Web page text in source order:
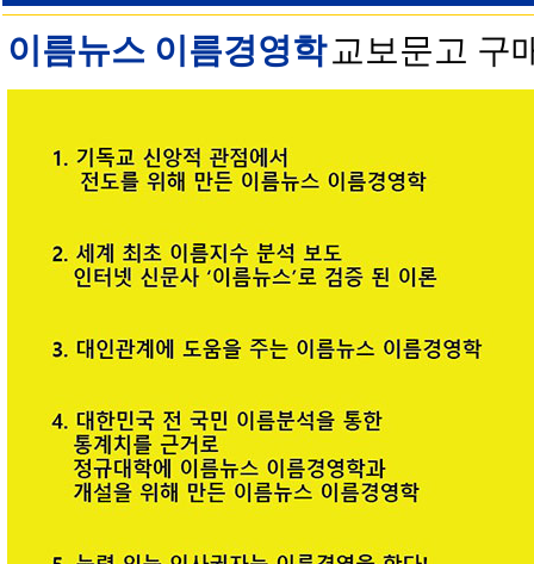
이름뉴스 이름경영학 교보문고 구